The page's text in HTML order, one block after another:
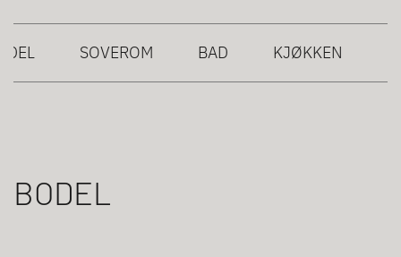
SOVEROM BAD KJØKKEN
BODEL